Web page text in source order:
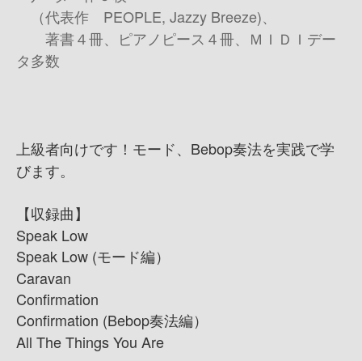
（代表作 PEOPLE, Jazzy Breeze)、
著書４冊、ピアノピース４冊、ＭＩＤＩデー
タ多数
上級者向けです！モード、Bebop奏法を実践で学
びます。
【収録曲】
Speak Low
Speak Low (モード編）
Caravan
Confirmation
Confirmation (Bebop奏法編）
All The Things You Are